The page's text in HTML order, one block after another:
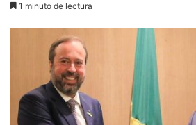
1 minuto de lectura